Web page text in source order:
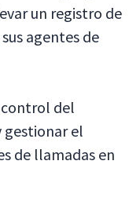
un registro de
agentes de
del
gestionar el
de llamadas en